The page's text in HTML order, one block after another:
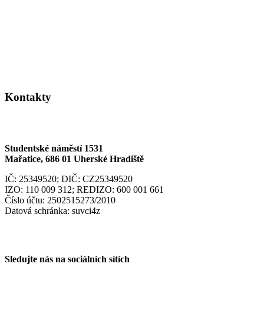
Kontakty
Studentské náměstí 1531
Mařatice, 686 01 Uherské Hradiště
IČ: 25349520; DIČ: CZ25349520
IZO: 110 009 312; REDIZO: 600 001 661
Číslo účtu: 2502515273/2010
Datová schránka: suvci4z
Sledujte nás na sociálních sítích